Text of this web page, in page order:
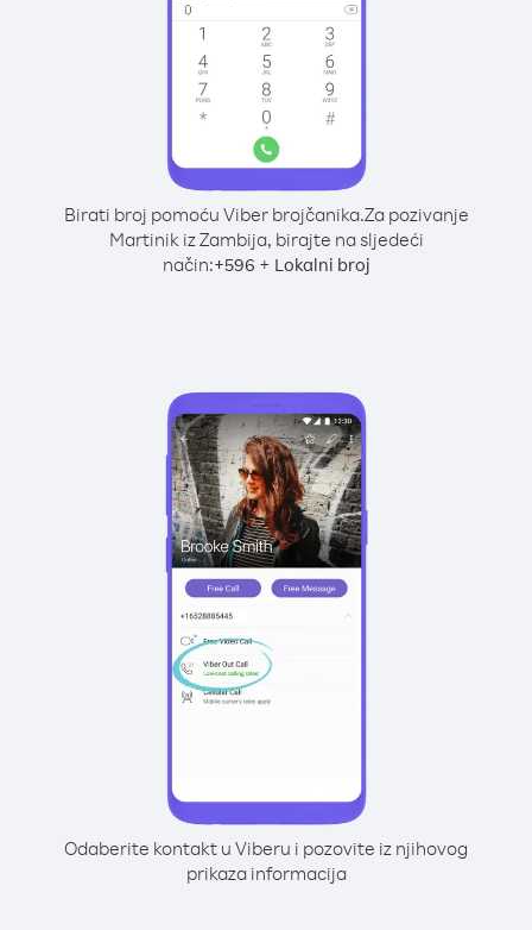
Birati broj pomoću Viber brojčanika.Za pozivanje
Martinik iz Zambija, birajte na sljedeći
način:+596 + Lokalni broj
Odaberite kontakt u Viberu i pozovite iz njihovog
prikaza informacija